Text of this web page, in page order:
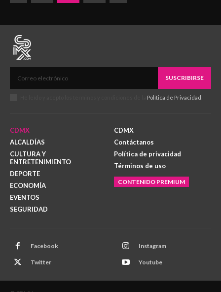
SUSCRIBIRSE
Política de Privacidad
CDMX
ALCALDÍAS
CULTURA Y
ENTRETENIMIENTO
DEPORTE
ECONOMÍA
EVENTOS
SEGURIDAD
CDMX
Contáctanos
Política de privacidad
Términos de uso
CONTENIDO PREMIUM
Facebook Instagram
Twitter Youtube